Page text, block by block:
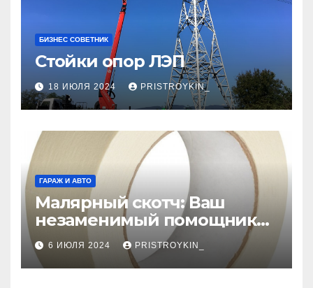
БИЗНЕС СОВЕТНИК
Стойки опор ЛЭП
18 ИЮЛЯ 2024 PRISTROYKIN_
ГАРАЖ И АВТО
Малярный скотч: Ваш
незаменимый помощник
при ремонтных работах
6 ИЮЛЯ 2024 PRISTROYKIN_